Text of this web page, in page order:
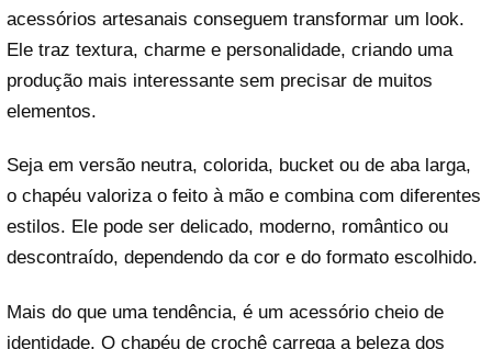
acessórios artesanais conseguem transformar um look.
Ele traz textura, charme e personalidade, criando uma
produção mais interessante sem precisar de muitos
elementos.
Seja em versão neutra, colorida, bucket ou de aba larga,
o chapéu valoriza o feito à mão e combina com diferentes
estilos. Ele pode ser delicado, moderno, romântico ou
descontraído, dependendo da cor e do formato escolhido.
Mais do que uma tendência, é um acessório cheio de
identidade. O chapéu de crochê carrega a beleza dos